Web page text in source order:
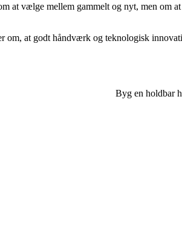
at vælge mellem gammelt og nyt, men om
om, at godt håndværk og teknologisk
Byg en holdbar